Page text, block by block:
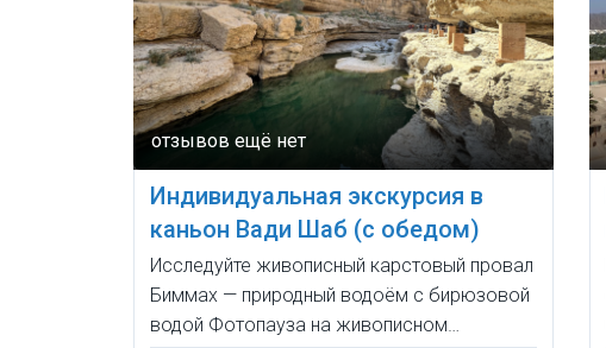
Индивидуальная экскурсия в
каньон Вади Шаб (с обедом)
Исследуйте живописный карстовый провал
Биммах — природный водоём с бирюзовой
водой Фотопауза на живописном…